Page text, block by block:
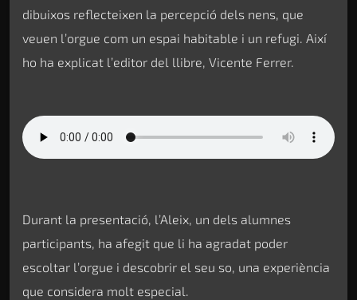
dibuixos reflecteixen la percepció dels nens, que
veuen l’orgue com un espai habitable i un refugi. Així
ho ha explicat l’editor del llibre, Vicente Ferrer.
Durant la presentació, l’Aleix, un dels alumnes
participants, ha afegit que li ha agradat poder
escoltar l’orgue i descobrir el seu so, una experiència
que considera molt especial.